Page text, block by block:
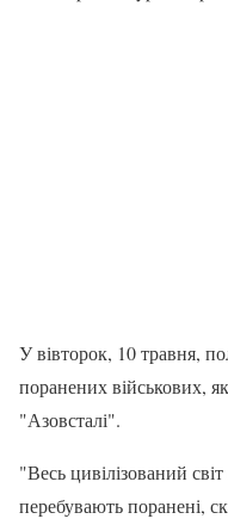
У вівторок, 10 травня,
поранених військових,
"Азовсталі".
"Весь цивілізований
перебувають поранені,